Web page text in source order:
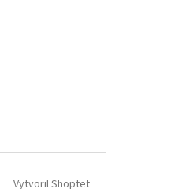
Vytvoril Shoptet